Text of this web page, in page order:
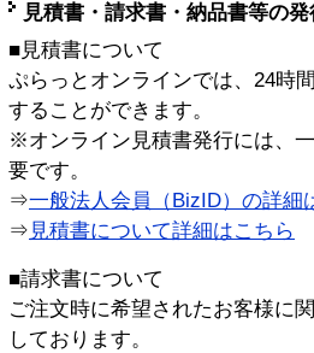
見積書・請求書・納品書等の
■見積書について
ぷらっとオンラインでは、24時
することができます。
※オンライン見積書発行には、
要です。
⇒一般法人会員（BizID）の詳細
⇒ 見積書について詳細はこちら
■請求書について
ご注文時に希望されたお客様に
しております。